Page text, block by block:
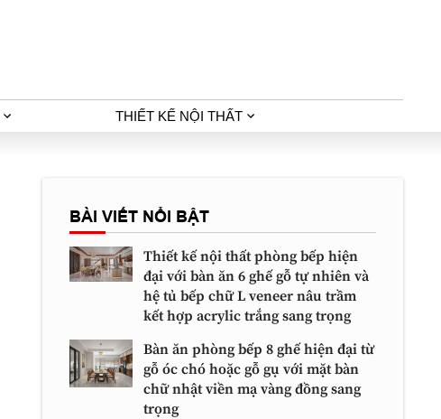
THIẾT KẾ NỘI THẤT
BÀI VIẾT NỔI BẬT
Thiết kế nội thất phòng bếp hiện
đại với bàn ăn 6 ghế gỗ tự nhiên và
hệ tủ bếp chữ L veneer nâu trầm
kết hợp acrylic trắng sang trọng
Bàn ăn phòng bếp 8 ghế hiện đại từ
gỗ óc chó hoặc gỗ gụ với mặt bàn
chữ nhật viền mạ vàng đồng sang
trọng